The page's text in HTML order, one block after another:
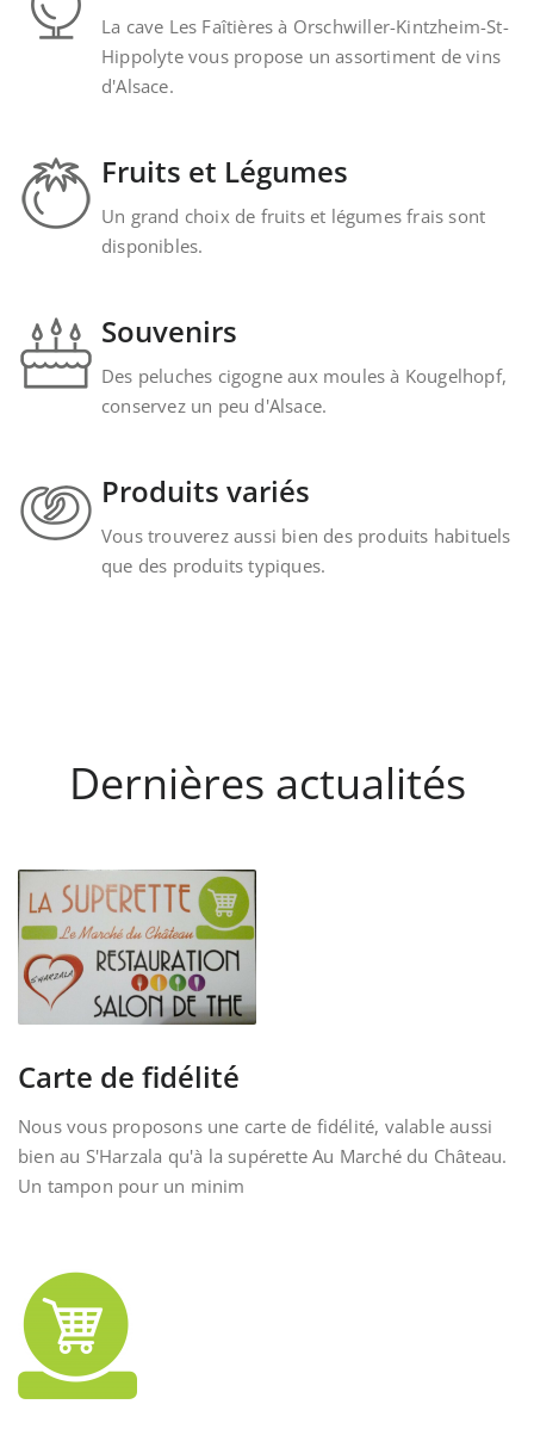
La cave Les Faîtières à Orschwiller-Kintzheim-St-
Hippolyte vous propose un assortiment de vins
d'Alsace.
Fruits et Légumes
Un grand choix de fruits et légumes frais sont
disponibles.
Souvenirs
Des peluches cigogne aux moules à Kougelhopf,
conservez un peu d'Alsace.
Produits variés
Vous trouverez aussi bien des produits habituels
que des produits typiques.
Dernières actualités
Carte de fidélité
Nous vous proposons une carte de fidélité, valable aussi
bien au S'Harzala qu'à la supérette Au Marché du Château.
Un tampon pour un minim